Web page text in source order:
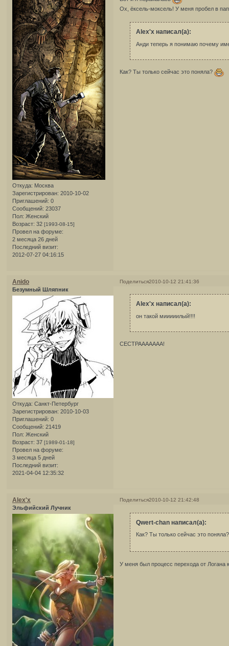
Откуда: Москва
Зарегистрирован: 2010-10-02
Приглашений: 0
Сообщений: 23037
Пол: Женский
Возраст: 32 [1993-08-15]
Провел на форуме:
2 месяца 26 дней
Последний визит:
2012-07-27 04:16:15
Ох, ёксель-моксель! У меня пробел в
Alex'x написал(а):
Анди теперь я понимаю почему
Как? Ты только сейчас это поняла?
Поделиться2010-10-12 21:41:36
Anido
Безумный Шляпник
Откуда: Санкт-Петербург
Зарегистрирован: 2010-10-03
Приглашений: 0
Сообщений: 21419
Пол: Женский
Возраст: 37 [1989-01-18]
Провел на форуме:
3 месяца 5 дней
Последний визит:
2021-04-04 12:35:32
Alex'x написал(а):
он такой мииииилый!!!!
СЕСТРААААААА!
Поделиться2010-10-12 21:42:48
Alex'x
Эльфийский Лучник
Qwert-chan написал(а):
Как? Ты только сейчас это
У меня был процесс перехода от Логана